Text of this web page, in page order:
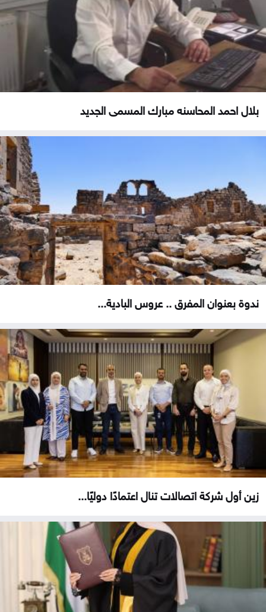
بلال احمد المحاسنه مبارك المسمى الجديد
ندوة بعنوان المفرق .. عروس البادية...
زين أول شركة اتصالات تنال اعتمادًا دوليًا...